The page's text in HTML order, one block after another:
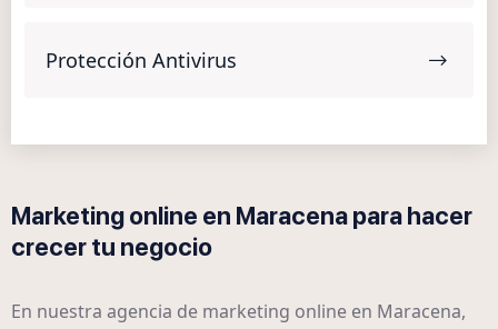
Protección Antivirus
Marketing online en Maracena para hacer
crecer tu negocio
En nuestra agencia de marketing online en Maracena,